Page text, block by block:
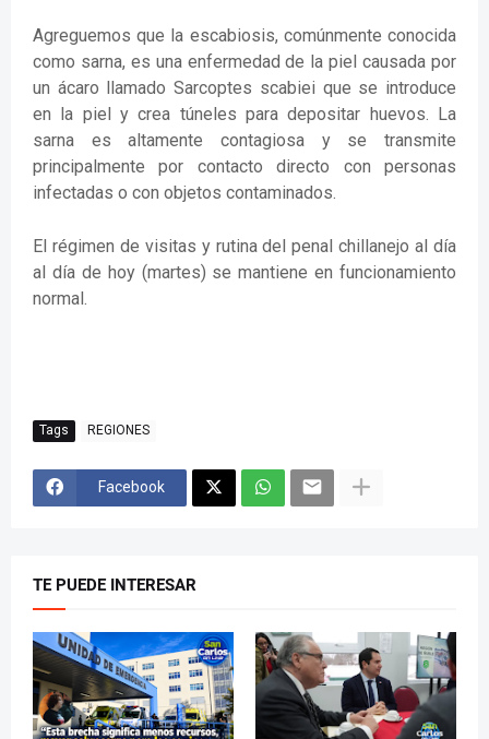
Agreguemos que la escabiosis, comúnmente conocida
como sarna, es una enfermedad de la piel causada por
un ácaro llamado Sarcoptes scabiei que se introduce
en la piel y crea túneles para depositar huevos. La
sarna es altamente contagiosa y se transmite
principalmente por contacto directo con personas
infectadas o con objetos contaminados.
El régimen de visitas y rutina del penal chillanejo al día
al día de hoy (martes) se mantiene en funcionamiento
normal.
Tags REGIONES
Facebook
TE PUEDE INTERESAR